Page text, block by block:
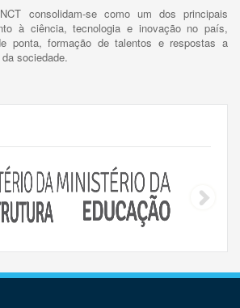
consolidam-se como um dos principais
à ciência, tecnologia e inovação no país,
ponta, formação de talentos e respostas a
sociedade.